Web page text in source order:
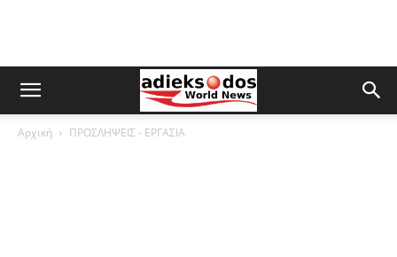
Αρχική ΠΡΟΣΛΗΨΕΙΣ - ΕΡΓΑΣΙΑ